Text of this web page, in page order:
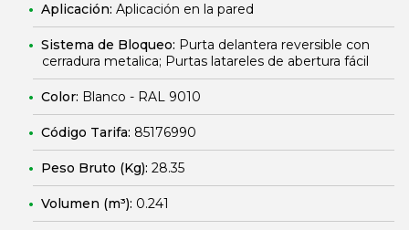
Aplicación: Aplicación en la pared
Sistema de Bloqueo: Purta delantera reversible con
cerradura metalica; Purtas latareles de abertura fácil
Color: Blanco - RAL 9010
Código Tarifa: 85176990
Peso Bruto (Kg): 28.35
Volumen (m³): 0.241